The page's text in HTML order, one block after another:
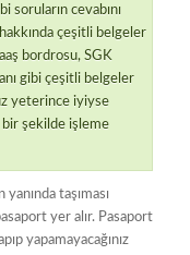
soruların cevabını
çeşitli belgeler
bordrosu, SGK
gibi çeşitli belgeler
yeterince iyiyse
bir şekilde işleme
taşıması
yer alır. Pasaport
yapamayacağınız